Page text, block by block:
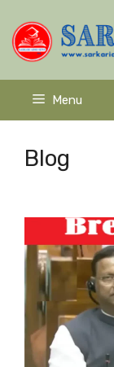
to
content
Menu
Blog